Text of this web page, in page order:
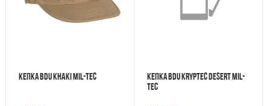
Кепка BDU Khaki Mil-tec
Кепка BDU Kryptec Desert Mil-
tec